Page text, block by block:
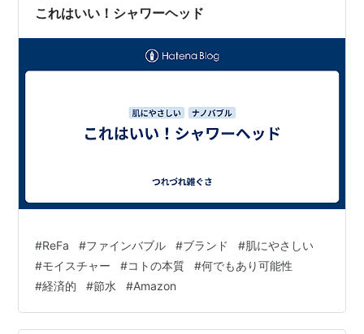
ょ。 「絶滅危惧 化粧品…」 その上、ネットで投稿よろし
これはいい！シャワーヘッド
#ReFa #ファインバブル #ブランド #肌にやさしい
#モイスチャー #コトの本質 #何でもあり可能性
#経済的 #節水 #Amazon